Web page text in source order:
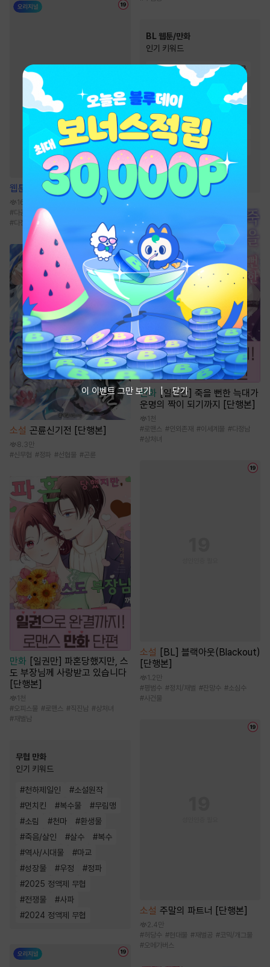
웹툰 베타 소백작이 달라졌다
160.8만
#다공일수 # 다각관계
#다정공
소설 곤륜신기전 [단행본]
8.3만
#신무협 #정파 #선협물 #곤륜
만화 [일권만] 파혼당했지만, 스
도 부장님께 사랑받고 있습니다
[단행본]
1천
#오피스물 #로맨스 #직진남 #상처녀
# 재벌남
무협 만화
인기 키워드
#천하제일인 #소설원작
#먼치킨 #복수물 #무림맹
#소림 #천마 #환생물
#죽음/살인 #살수 #복수
#역사/시대물 #마교
#성장물 #우정 #정파
#2025 정액제 무협
#전쟁물 #사파
#2024 정액제 무협
BL 웹툰/만화
인기 키워드
절륜공 #미인수 #현대물
다정공
#대형견공 #친구
#미남공 #친구>연인
#동거 #연상수
#연하공 #상처수
#츤데레수 #능글공
# 집착공
만화 [일권만] 죽을 뻔한 늑대가
운명의 짝이 되기까지 [단행본]
1천
#로맨스 #인외존재 #이세계물 #다정남
#상처녀
소설 [BL] 블랙아웃(Blackout)
[단행본]
1.2만
#평범수 #정치/재벌 #잔망수 #소심수
#사건물
소설 주말의 파트너 [단행본]
2.4만
#허당수 #현대물 #재벌공 #코믹/개그물
#오메가버스
이 이벤트 그만 보기 닫기